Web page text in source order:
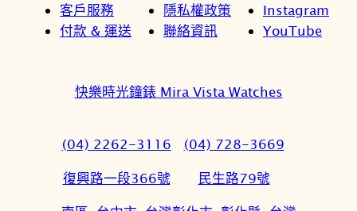
客戶服務
付款 & 運送
隱私權政策
聯絡資訊
Instagram
YouTube
快樂時光鐘錶 Mira Vista Watches
(04) 2262-3116
復興路一段366號
(04) 728-3669
民生路79號